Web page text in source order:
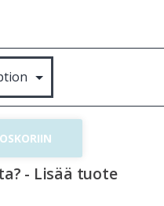
- Lisää tuote